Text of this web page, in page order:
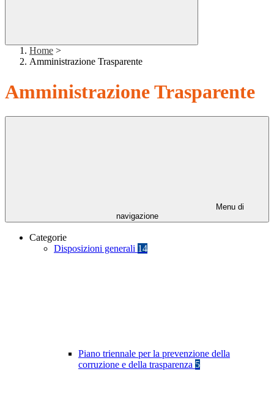
Home >
Amministrazione Trasparente
Amministrazione Trasparente
Menu di
navigazione
Categorie
Disposizioni generali 14
Piano triennale per la prevenzione della
corruzione e della trasparenza 5